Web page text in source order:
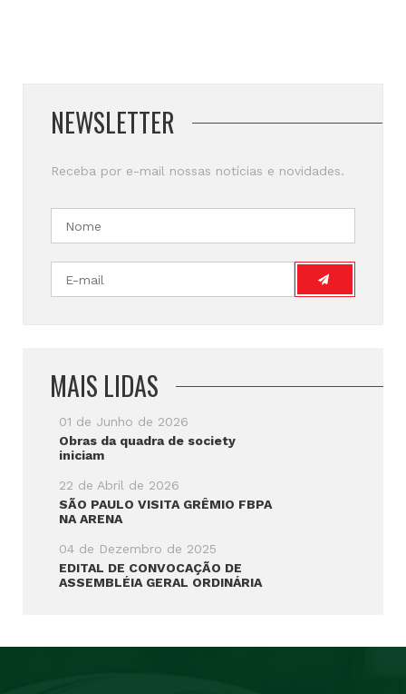
NEWSLETTER
Receba por e-mail nossas notícias e novidades.
MAIS LIDAS
01 de Junho de 2026
Obras da quadra de society
iniciam
22 de Abril de 2026
SÃO PAULO VISITA GRÊMIO FBPA
NA ARENA
04 de Dezembro de 2025
EDITAL DE CONVOCAÇÃO DE
ASSEMBLÉIA GERAL ORDINÁRIA